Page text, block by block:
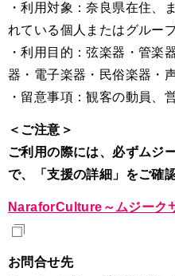
・利用対象：奈良県在住、
れている個人またはグルー
・利用目的：弦楽器・管楽
器・電子楽器・民俗楽器・
・留意事項：観客の動員、
＜ご注意＞
ご利用の際には、必ずムジ
で、「支援の詳細」をご確
NaraforCulture～ムジーク
お問合せ先